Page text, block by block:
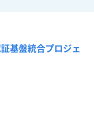
基盤統合プロジェ